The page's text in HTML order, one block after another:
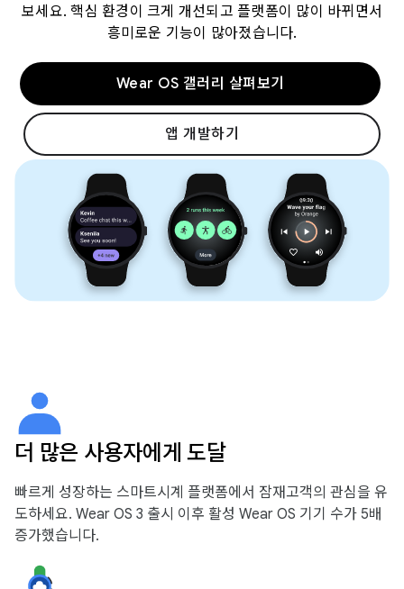
보세요. 핵심 환경이 크게 개선되고 플랫폼이 많이 바뀌면서
흥미로운 기능이 많아졌습니다.
Wear OS 갤러리 살펴보기
앱 개발하기
더 많은 사용자에게 도달
빠르게 성장하는 스마트시계 플랫폼에서 잠재고객의 관심을 유
도하세요. Wear OS 3 출시 이후 활성 Wear OS 기기 수가 5배
증가했습니다.